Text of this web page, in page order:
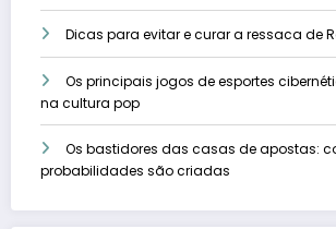
Dicas para evitar e curar a ressaca de
Os principais jogos de esportes
na cultura pop
Os bastidores das casas de apostas:
probabilidades são criadas